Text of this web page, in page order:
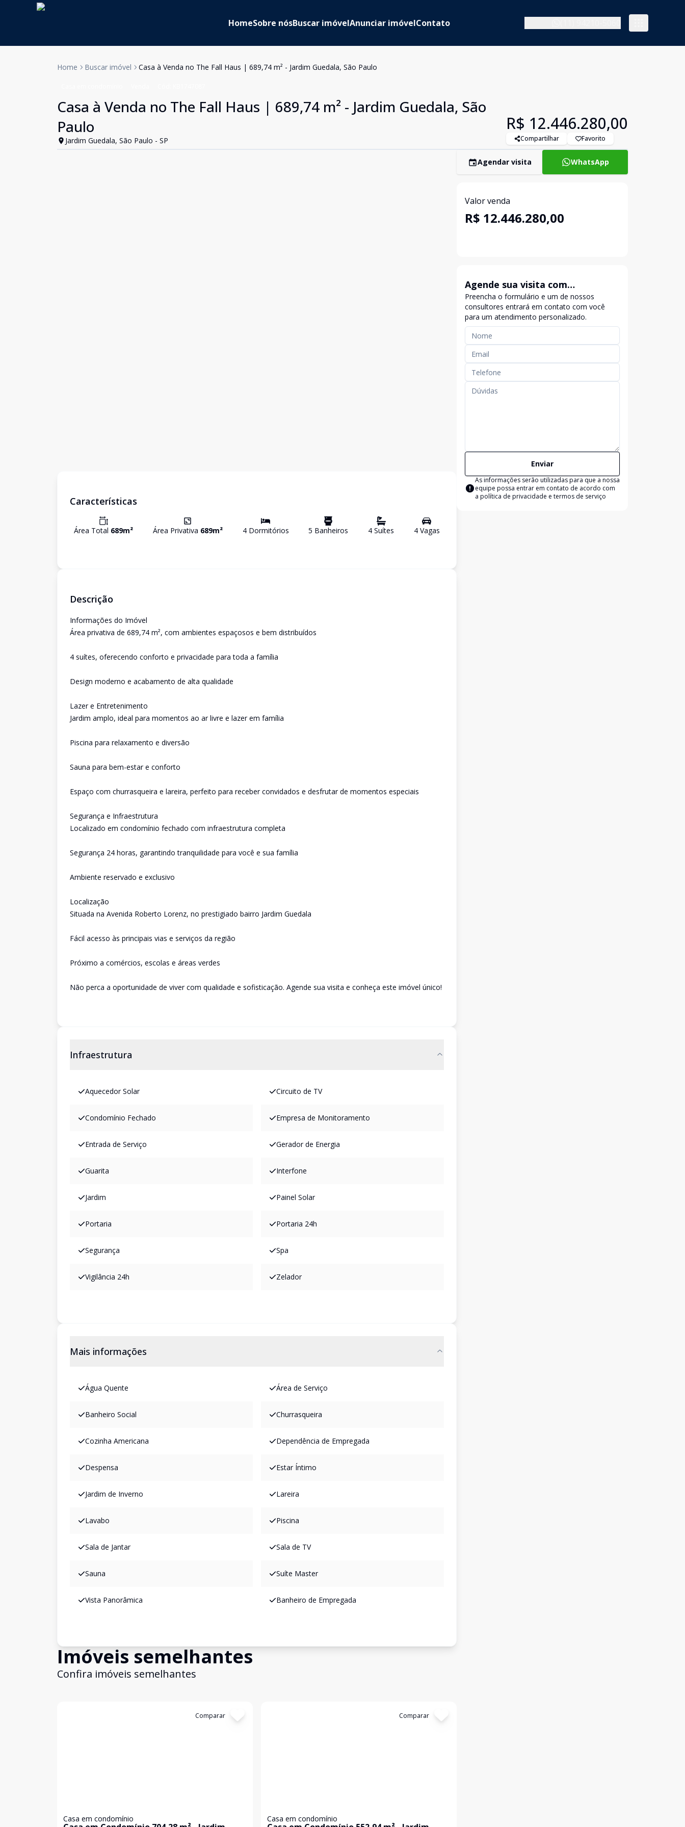
HomeSobre nósBuscar imóvelAnunciar imóvelContato
Home Buscar imóvel Casa à Venda no The Fall Haus | 689,74 m² - Jardim Guedala, São Paulo
Casa à Venda no The Fall Haus | 689,74 m² - Jardim Guedala, São
Paulo
Jardim Guedala, São Paulo - SP
R$ 12.446.280,00
Compartilhar Favorito
Características
Área Total 689m² Área Privativa 689m² 4Dormitórios 5 Banheiros 4 Suítes 4Vagas
Descrição
Informações do Imóvel
Área privativa de 689,74 m², com ambientes espaçosos e bem distribuídos
4 suítes, oferecendo conforto e privacidade para toda a família
Design moderno e acabamento de alta qualidade
Lazer e Entretenimento
Jardim amplo, ideal para momentos ao ar livre e lazer em família
Piscina para relaxamento e diversão
Sauna para bem-estar e conforto
Espaço com churrasqueira e lareira, perfeito para receber convidados e desfrutar de momentos especiais
Segurança e Infraestrutura
Localizado em condomínio fechado com infraestrutura completa
Segurança 24 horas, garantindo tranquilidade para você e sua família
Ambiente reservado e exclusivo
Localização
Situada na Avenida Roberto Lorenz, no prestigiado bairro Jardim Guedala
Fácil acesso às principais vias e serviços da região
Próximo a comércios, escolas e áreas verdes
Não perca a oportunidade de viver com qualidade e sofisticação. Agende sua visita e conheça este imóvel único!
Infraestrutura
Aquecedor Solar Circuito de TV
Condomínio Fechado Empresa de Monitoramento
Entrada de Serviço Gerador de Energia
Guarita Interfone
Jardim Painel Solar
Portaria Portaria 24h
Segurança Spa
Vigilância 24h Zelador
Mais informações
Água Quente Área de Serviço
Banheiro Social Churrasqueira
Cozinha Americana Dependência de Empregada
Despensa Estar Íntimo
Jardim de Inverno Lareira
Lavabo Piscina
Sala de Jantar Sala de TV
Sauna Suíte Master
Vista Panorâmica Banheiro de Empregada
Imóveis semelhantes
Confira imóveis semelhantes
Comparar
Casa em condomínio
Comparar
Casa em condomínio
Agendar visita WhatsApp
Valor venda
R$ 12.446.280,00
Agende sua visita com
exclusividade
Preencha o formulário e um de nossos
consultores entrará em contato com você
para um atendimento personalizado.
Enviar
As informações serão utilizadas para que a nossa
equipe possa entrar em contato de acordo com
a política de privacidade e termos de serviço